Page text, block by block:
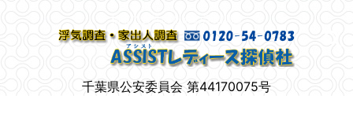
千葉県公安委員会 第44170075号